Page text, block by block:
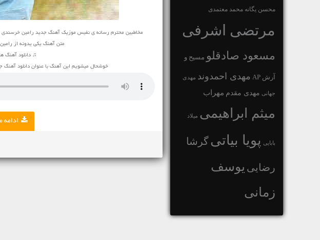
محسن یگانه محمد معتمدی
مرتضی اشرفی
مسعود صادقلو مسیح و
آرش AP مهدی احمدوند مهدی
جهانی مهدی مقدم مهراب
میثم ابراهیمی میلاد
بابایی پویا بیاتیگرشا
رضایی یوسف
زمانی
مخاطبین محترم رسانه ی نفیس موزیک آهنگ جدید رامین خرسندی یکی یدونه را
متن آهنگ یکی یدونه از
♫ دانلود آهنگ
خوشحال میشویم این آهنگ با عنوان دانلود آهنگ
ادامه